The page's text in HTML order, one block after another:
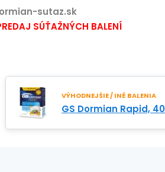
sutaz.sk
SÚŤAŽNÝCH BALENÍ
VÝHODNEJŠIE / INÉ BALENIA
GS Dormian Rapid,